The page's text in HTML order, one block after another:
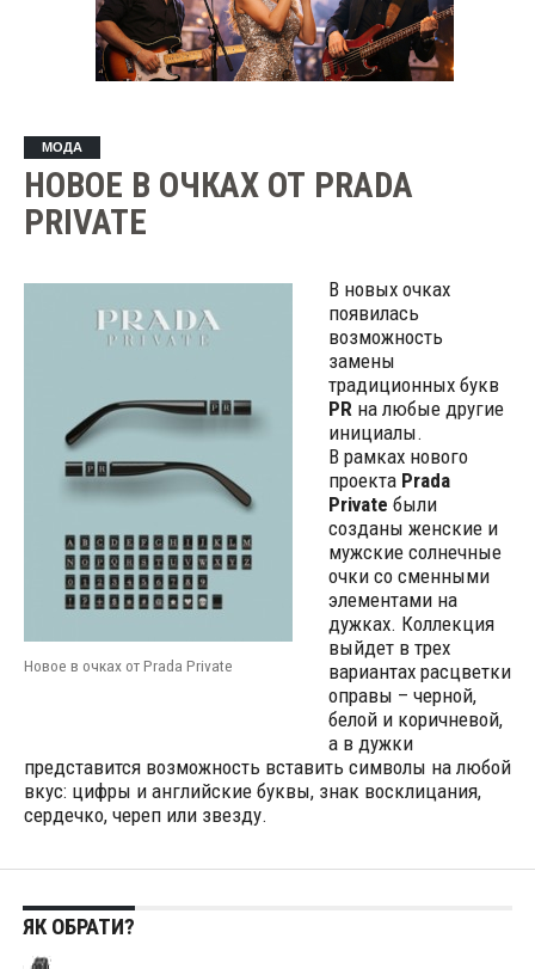
МОДА
НОВОЕ В ОЧКАХ ОТ PRADA
PRIVATE
Новое в очках от Prada Private
В новых очках
появилась
возможность
замены
традиционных букв
PRна любые другие
инициалы.
В рамках нового
проекта Prada
Private были
созданы женские и
мужские солнечные
очки со сменными
элементами на
дужках. Коллекция
выйдет в трех
вариантах расцветки
оправы – черной,
белой и коричневой,
а в дужки
представится возможность вставить символы на любой
вкус: цифры и английские буквы, знак восклицания,
сердечко, череп или звезду.
ЯК ОБРАТИ?